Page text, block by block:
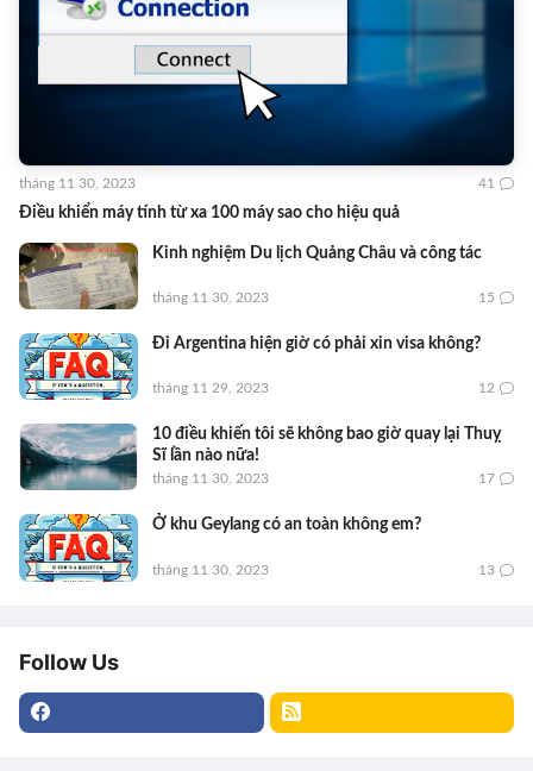
Điều khiển máy tính từ xa 100 máy sao cho hiệu quả
tháng 11 30, 2023 41
Kinh nghiệm Du lịch Quảng Châu và công tác
tháng 11 30, 2023 15
Đi Argentina hiện giờ có phải xin visa không?
tháng 11 29, 2023 12
10 điều khiến tôi sẽ không bao giờ quay lại Thuỵ
Sĩ lần nào nữa!
tháng 11 30, 2023 17
Ở khu Geylang có an toàn không em?
tháng 11 30, 2023 13
Follow Us